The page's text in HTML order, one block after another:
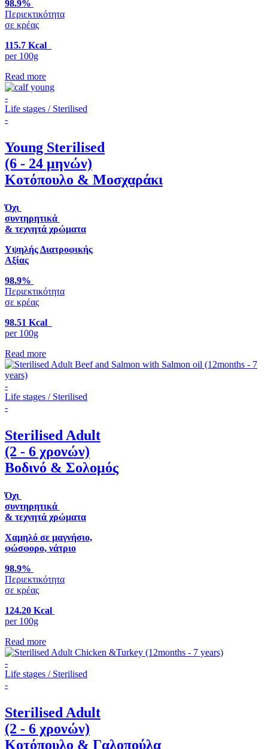
98.9%
Περιεκτικότητα
σε κρέας
115.7 Kcal
per 100g
Read more
-
Life stages / Sterilised
-
Young Sterilised
(6 - 24 μηνών)
Κοτόπουλο & Μοσχαράκι
Όχι
συντηρητικά
& τεχνητά χρώματα
Υψηλής Διατροφικής
Αξίας
98.9%
Περιεκτικότητα
σε κρέας
98.51 Kcal
per 100g
Read more
-
Life stages / Sterilised
-
Sterilised Adult
(2 - 6 χρονών)
Βοδινό & Σολομός
Όχι
συντηρητικά
& τεχνητά χρώματα
Χαμηλό σε μαγνήσιο,
φώσφορο, νάτριο
98.9%
Περιεκτικότητα
σε κρέας
124.20 Kcal
per 100g
Read more
-
Life stages / Sterilised
-
Sterilised Adult
(2 - 6 χρονών)
Κοτόπουλο & Γαλοπούλα